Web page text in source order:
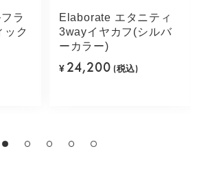
ラ
ック
Elaborate エタニティ
3wayイヤカフ(シルバ
ーカラー)
¥ 24,200 (税込)